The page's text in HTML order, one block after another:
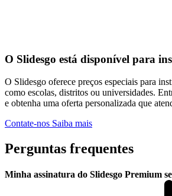
O Slidesgo está disponível para
O Slidesgo oferece preços especiais para
como escolas, distritos ou universidades.
e obtenha uma oferta personalizada que
Contate-nos Saiba mais
Perguntas frequentes
Minha assinatura do Slidesgo Premium